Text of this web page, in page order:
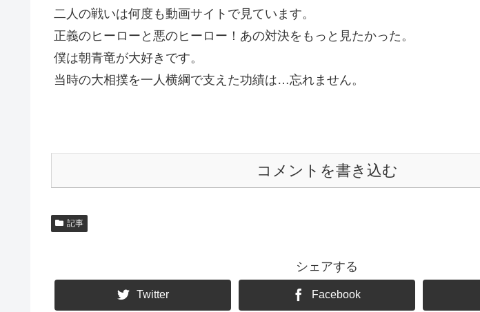
二人の戦いは何度も動画サイトで見ています。
正義のヒーローと悪のヒーロー！あの対決をもっと見たかった。
僕は朝青竜が大好きです。
当時の大相撲を一人横綱で支えた功績は…忘れません。
コメントを書き込む
記事
シェアする
Twitter Facebook